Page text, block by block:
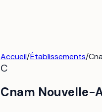
Accueil/Établissements/
C
Cnam Nouvelle-